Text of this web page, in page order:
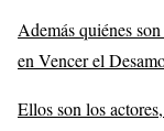
Además quiénes
en Vencer el
Ellos son los